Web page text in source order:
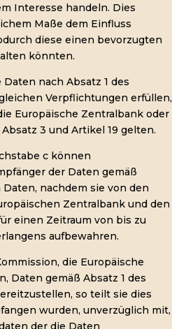
Interesse handeln. Dies
Maße dem Einfluss
diese einen bevorzugten
könnten.
nach Absatz 1 des
Verpflichtungen erfüllen,
Europäische Zentralbank oder
3 und Artikel 19 gelten.
c können
der Daten gemäß
nachdem sie von den
Zentralbank und den
einen Zeitraum von bis zu
aufbewahren.
die Europäische
Daten gemäß Absatz 1 des
so teilt sie dies
wurden, unverzüglich mit,
der die Daten